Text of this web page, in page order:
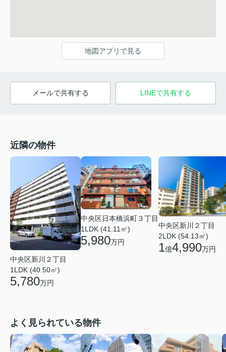
地図アプリで見る
メールで共有する LINEで共有する
近隣の物件
中央区新川２丁目
1LDK (40.50㎡)
5,780万円
中央区日本橋浜町３丁目
1LDK (41.11㎡)
5,980万円
中央区新川２丁目
2LDK (54.13㎡)
1億4,990万円
よく見られている物件